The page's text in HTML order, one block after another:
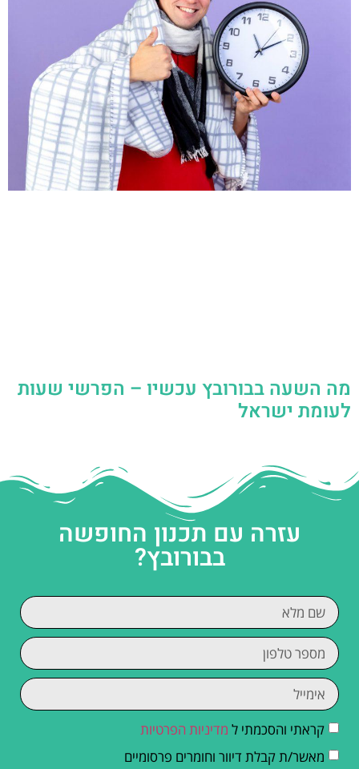
מה השעה בבורובץ עכשיו – הפרשי שעות
לעומת ישראל
עזרה עם תכנון החופשה
בבורובץ?
קראתי והסכמתי ל מדיניות הפרטיות
מאשר/ת קבלת דיוור וחומרים פרסומיים